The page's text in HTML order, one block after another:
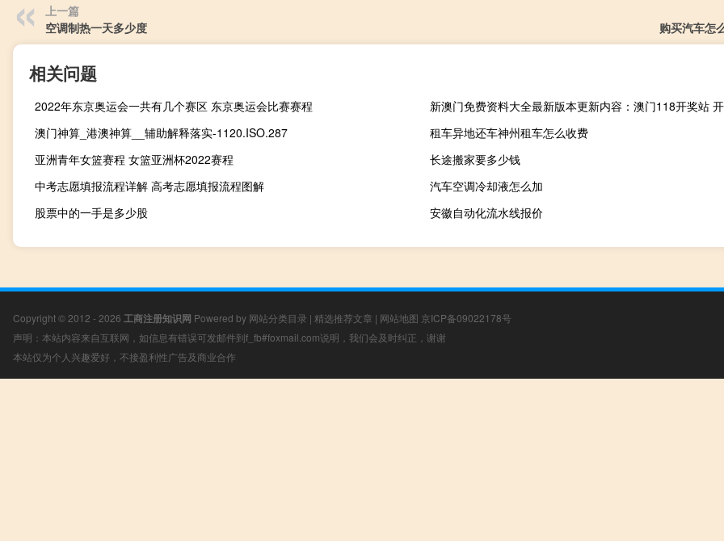
上一篇
空调制热一天多少度
购买汽车怎
相关问题
2022年东京奥运会一共有几个赛区 东京奥运会比赛赛程
澳门神算_港澳神算__辅助解释落实-1120.ISO.287
租车异地还车神州租车怎么收费
亚洲青年女篮赛程 女篮亚洲杯2022赛程
长途搬家要多少钱
中考志愿填报流程详解 高考志愿填报流程图解
汽车空调冷却液怎么加
股票中的一手是多少股
安徽自动化流水线报价
Copyright © 2012 - 2026 工商注册知识网 Powered by 网站分类目录 | 精选推荐文章 | 网站地图 京ICP备09022178号
声明：本站内容来自互联网，如信息有错误可发邮件到f_fb#foxmail.com说明，我们会及时纠正，谢谢
本站仅为个人兴趣爱好，不接盈利性广告及商业合作